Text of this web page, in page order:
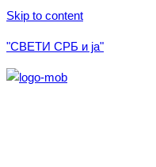
Skip to content
"СВЕТИ СРБ и ја"